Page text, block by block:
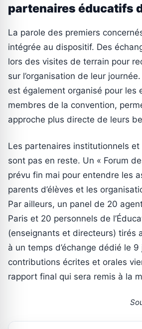
partenaires éducatifs
La parole des premiers
intégrée au dispositif. Des
lors des visites de terrain pour
sur l’organisation de leur
est également organisé pour les
membres de la convention,
approche plus directe de leurs
Les partenaires institutionnels
sont pas en reste. Un « Forum
prévu fin mai pour entendre les
parents d’élèves et les
Par ailleurs, un panel de 20
Paris et 20 personnels de
(enseignants et directeurs) tirés
à un temps d’échange dédié le 9
contributions écrites et orales
rapport final qui sera remis à la